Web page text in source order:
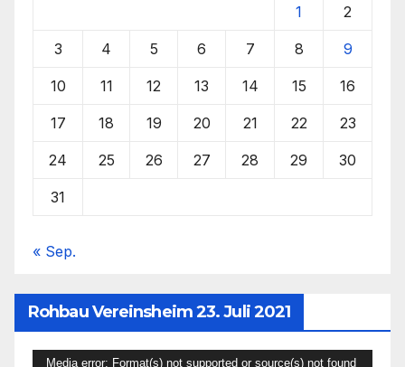
1 2
3 4 5 6 7 8 9
10 11 12 13 14 15 16
17 18 19 20 21 22 23
24 25 26 27 28 29 30
31
« Sep.
Rohbau Vereinsheim 23. Juli 2021
Video-
Media error: Format(s) not supported or source(s) not found